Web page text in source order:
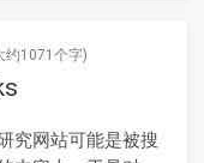
约1071个字)
究网站可能是被搜